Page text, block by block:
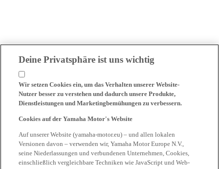
Deine Privatsphäre ist uns wichtig
Wir setzen Cookies ein, um das Verhalten unserer Website-
Nutzer besser zu verstehen und dadurch unsere Produkte,
Dienstleistungen und Marketingbemühungen zu verbessern.
Cookies auf der Yamaha Motor's Website
Auf unserer Website (yamaha-motor.eu) – und allen lokalen
Versionen davon – verwenden wir, Yamaha Motor Europe N.V.,
seine Niederlassungen und verbundenen Unternehmen, Cookies,
einschließlich vergleichbare Techniken wie JavaScript und Web-